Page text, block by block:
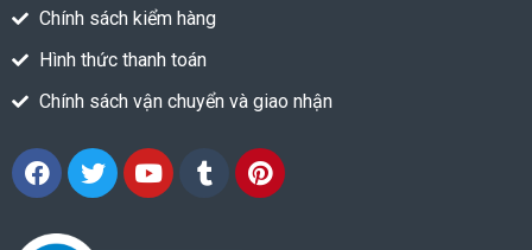
Chính sách kiểm hàng
Hình thức thanh toán
Chính sách vận chuyển và giao nhận